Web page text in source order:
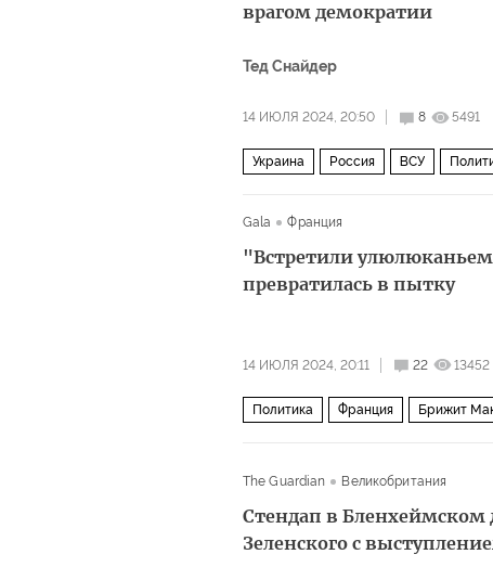
врагом демократии
Тед Снайдер
14 ИЮЛЯ 2024, 20:50 8 5491
Украина Россия ВСУ
Gala Франция
"Встретили
превратилась в пытку
14 ИЮЛЯ 2024, 20:11 22 13452
Политика Франция Брижит
The Guardian Великобритания
Стендап в
Зеленского с